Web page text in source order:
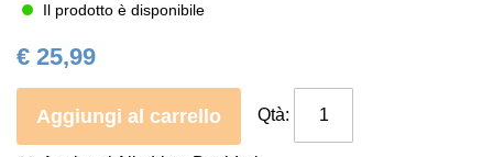
Il prodotto è disponibile
€ 25,99
Aggiungi al carrello Qtà: